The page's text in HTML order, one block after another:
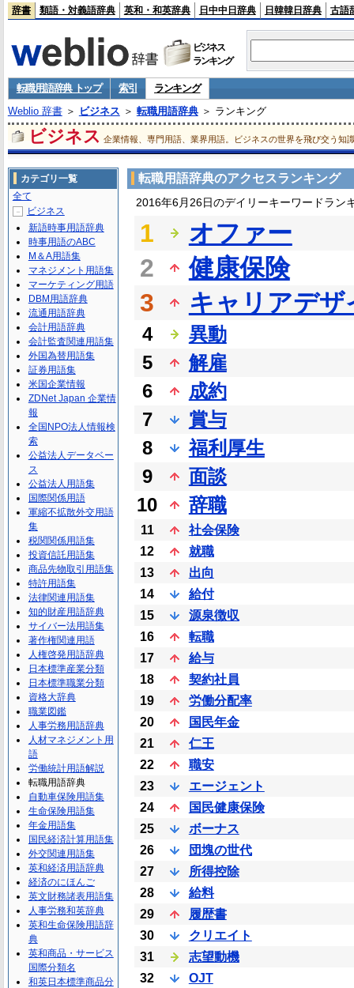
辞書 類語・対義語辞典 英和・和英辞典 日中中日辞典 日韓韓日辞典 古語
ビジネス
ランキング
転職用語辞典 トップ 索引
ランキング
Weblio 辞書＞ ビジネス ＞ 転職用語辞典＞ ランキング
ビジネス 企業情報、専門用語、業界用語。ビジネスの世界を飛び交う知
転職用語辞典のアクセスランキング
2016年6月26日のデイリーキーワードラン
1
オファー
2
健康保険
3
キャリアデザ
4
異動
5
解雇
6
成約
7
賞与
8
福利厚生
9
面談
10
辞職
11
社会保険
12
就職
13
出向
14
給付
15
源泉徴収
16
転職
17
給与
18
契約社員
19
労働分配率
20
国民年金
21
仁王
22
職安
23
エージェント
24
国民健康保険
25
ボーナス
26
団塊の世代
27
所得控除
28
給料
29
履歴書
30
クリエイト
31
志望動機
32
OJT
カテゴリ一覧
全て
－
ビジネス
新語時事用語辞典
時事用語のABC
M＆A用語集
マネジメント用語集
マーケティング用語
DBM用語辞典
流通用語辞典
会計用語辞典
会計監査関連用語集
外国為替用語集
証券用語集
米国企業情報
ZDNet Japan 企業情
報
全国NPO法人情報検
索
公益法人データベー
ス
公益法人用語集
国際関係用語
軍縮不拡散外交用語
集
税関関係用語集
投資信託用語集
商品先物取引用語集
特許用語集
法律関連用語集
知的財産用語辞典
サイバー法用語集
著作権関連用語
人権啓発用語辞典
日本標準産業分類
日本標準職業分類
資格大辞典
職業図鑑
人事労務用語辞典
人材マネジメント用
語
労働統計用語解説
転職用語辞典
自動車保険用語集
生命保険用語集
年金用語集
国民経済計算用語集
外交関連用語集
英和経済用語辞典
経済のにほんご
英文財務諸表用語集
人事労務和英辞典
英和生命保険用語辞
典
英和商品・サービス
国際分類名
和英日本標準商品分